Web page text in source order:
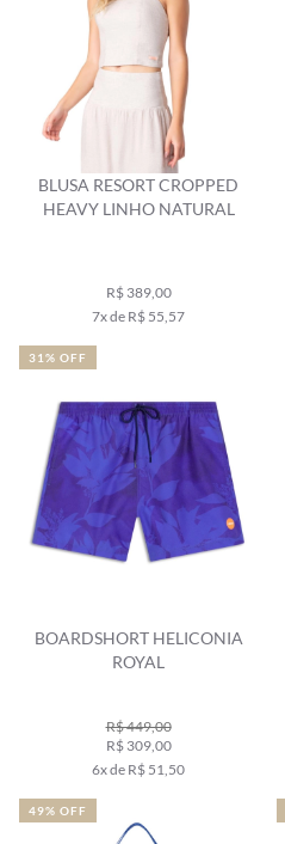
BLUSA RESORT CROPPED
HEAVY LINHO NATURAL
R$ 389,00
7x de R$ 55,57
BOARDSHORT HELICONIA
ROYAL
R$ 449,00
R$ 309,00
6x de R$ 51,50
31% OFF
49% OFF